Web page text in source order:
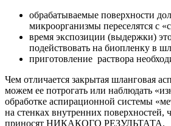
обрабатываемые поверхности
микроорганизмы переселятся с
время экспозиции (выдержки)
подействовать на биопленку в
приготовление раствора
Чем отличается закрытая шланговая
можем ее потрогать или наблюдать
обработке аспирационной системы
на стенках внутренних
приносят НИКАКОГО РЕЗУЛЬТАТА.